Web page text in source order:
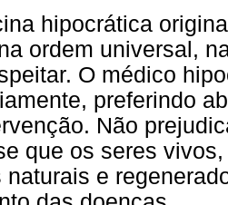
hipocrática
ordem universal,
O médico
preferindo
Não
que os seres
naturais e